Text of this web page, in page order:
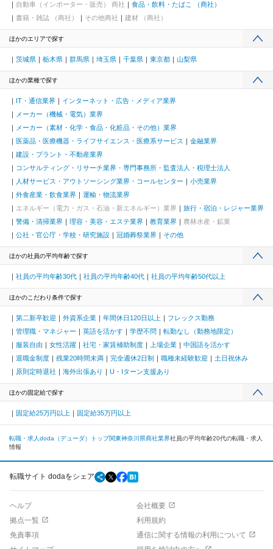
自動車（インポーター・販売） 商社
食品・飲料・たばこ （商社）
書籍・雑誌 （商社）
その他商社 建材 （商社）
ほかのエリアで探す
茨城県 栃木県 群馬県 埼玉県 千葉県 東京都 山梨県
ほかの業種で探す
IT・通信業界
インターネット・広告・メディア業界
メーカー（機械・電気）業界
メーカー（素材・化学・食品・化粧品・その他）業界
医薬品・医療機器・ライフサイエンス・医療系サービス
金融業界
建設・プラント・不動産業界
コンサルティング・リサーチ業界・専門事務所・監査法人・税理士法人
人材サービス・アウトソーシング業界・コールセンター
小売業界
外食産業・飲食業界
運輸・物流業界
エネルギー（電力・ガス・石油・新エネルギー）業界
旅行・宿泊・レジャー業界
警備・清掃業界
理容・美容・エステ業界 教育業界
農林水産・鉱業
公社・官公庁・学校・研究施設
冠婚葬祭業界 その他
ほかの社員の平均年齢で探す
社員の平均年齢30代 社員の平均年齢40代 社員の平均年齢50代以上
ほかのこだわり条件で探す
第二新卒歓迎 外資系企業 年間休日120日以上
フレックス勤務
管理職・マネジャー
英語を活かす 学歴不問
転勤なし（勤務地限定）
服装自由
女性活躍 社宅・家賃補助制度 上場企業
中国語を活かす
退職金制度
残業20時間未満 完全週休2日制 職種未経験歓迎
土日祝休み
原則定時退社
海外出張あり U・Iターン支援あり
ほかの固定給で探す
固定給25万円以上 固定給35万円以上
転職・求人doda（デューダ）トップ関東神奈川県商社業界社員の平均年齢20代の転職・求人
情報
転職サイト dodaをシェア
ヘルプ
会社概要
拠点一覧
利用規約
免責事項
通信に関する情報の利用について